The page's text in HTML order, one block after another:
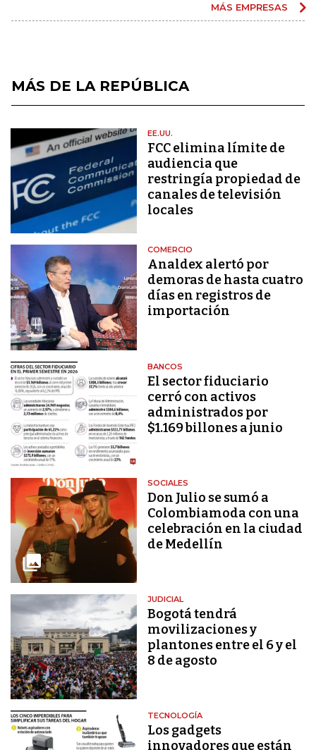
MÁS EMPRESAS
MÁS DE LA REPÚBLICA
EE.UU.
FCC elimina límite de
audiencia que
restringía propiedad de
canales de televisión
locales
COMERCIO
Analdex alertó por
demoras de hasta cuatro
días en registros de
importación
BANCOS
El sector fiduciario
cerró con activos
administrados por
$1.169 billones a junio
SOCIALES
Don Julio se sumó a
Colombiamoda con una
celebración en la ciudad
de Medellín
JUDICIAL
Bogotá tendrá
movilizaciones y
plantones entre el 6 y el
8 de agosto
TECNOLOGÍA
Los gadgets
innovadores que están